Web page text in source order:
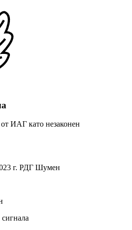
ИАГ като незаконен
г. РДГ Шумен